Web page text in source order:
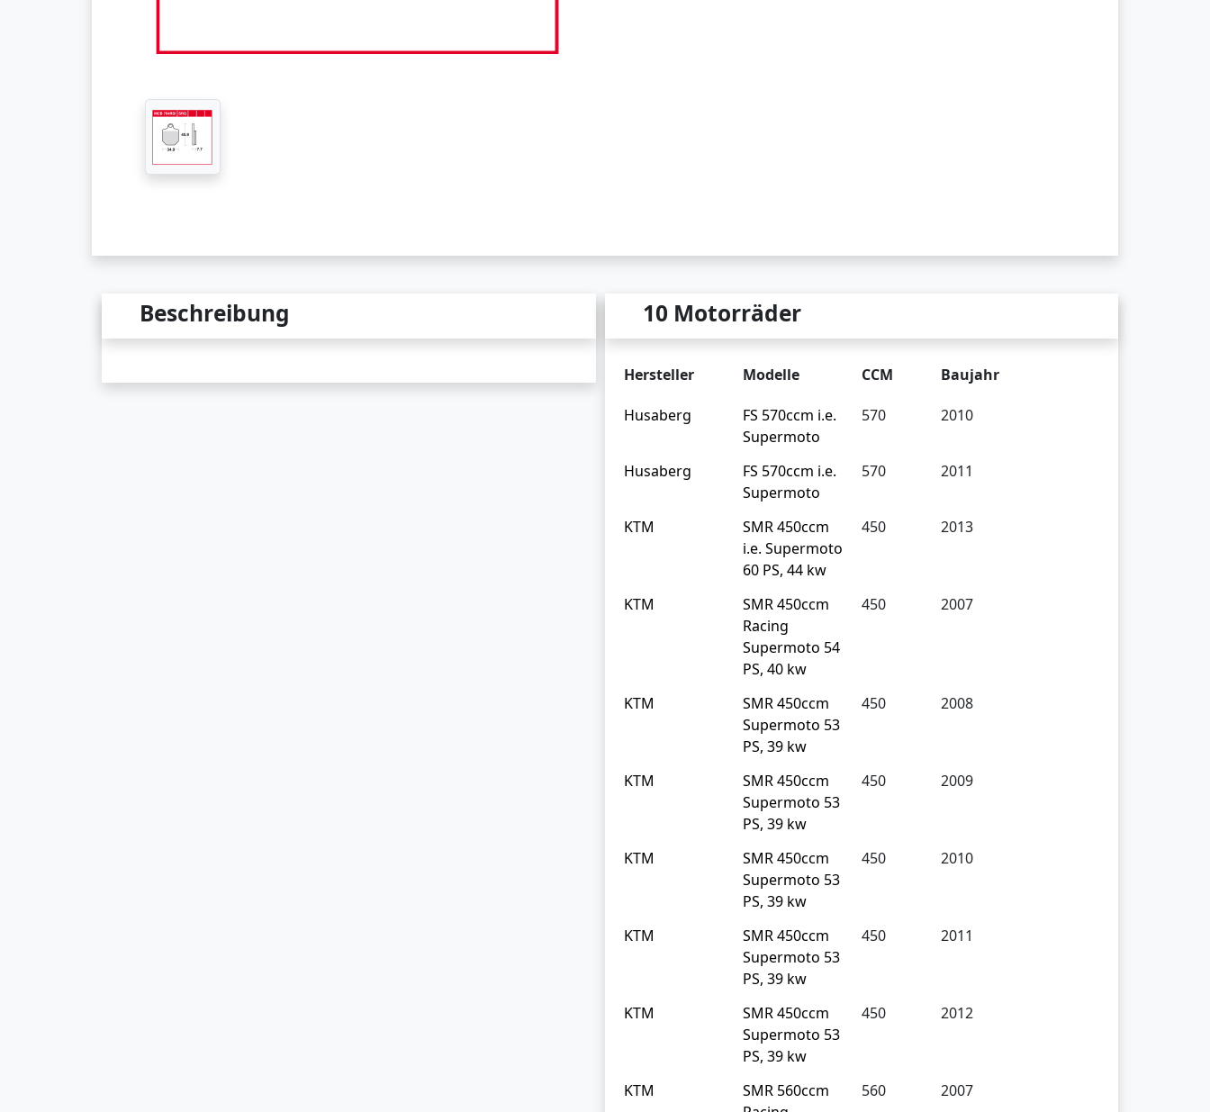
Beschreibung 10 Motorräder
Hersteller Modelle CCM Baujahr
Husaberg
FS 570ccm i.e.
Supermoto
570 2010
Husaberg
FS 570ccm i.e.
Supermoto
570 2011
KTM
SMR 450ccm
i.e. Supermoto
60 PS, 44 kw
450 2013
KTM
SMR 450ccm
Racing
Supermoto 54
PS, 40 kw
450 2007
KTM
SMR 450ccm
Supermoto 53
PS, 39 kw
450 2008
KTM
SMR 450ccm
Supermoto 53
PS, 39 kw
450 2009
KTM
SMR 450ccm
Supermoto 53
PS, 39 kw
450 2010
KTM
SMR 450ccm
Supermoto 53
PS, 39 kw
450 2011
KTM
SMR 450ccm
Supermoto 53
PS, 39 kw
450 2012
KTM
SMR 560ccm
560 2007